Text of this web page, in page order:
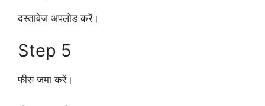
दस्तावेज अपलोड करें।
Step 5
फीस जमा करें।